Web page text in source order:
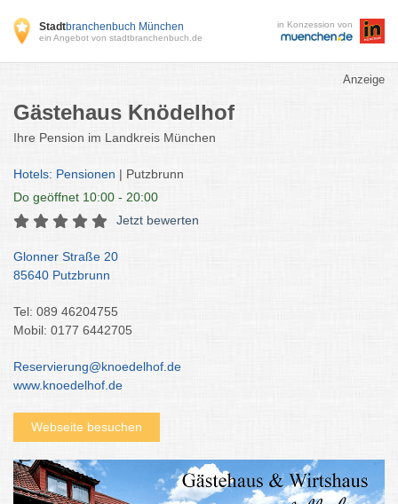
Stadtbranchenbuch München
ein Angebot von stadtbranchenbuch.de
in Konzession von
Anzeige
Gästehaus Knödelhof
Ihre Pension im Landkreis München
Hotels: Pensionen | Putzbrunn
Do geöffnet 10:00 - 20:00
Jetzt bewerten
Glonner Straße 20
85640 Putzbrunn
Tel: 089 46204755
Mobil: 0177 6442705
Reservierung@knoedelhof.de
www.knoedelhof.de
Webseite besuchen